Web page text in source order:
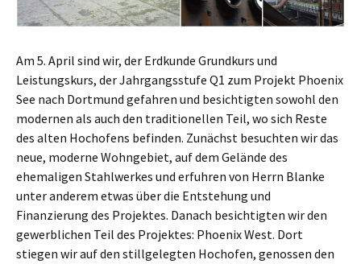
Am 5. April sind wir, der Erdkunde Grundkurs und
Leistungskurs, der Jahrgangsstufe Q1 zum Projekt Phoenix
See nach Dortmund gefahren und besichtigten sowohl den
modernen als auch den traditionellen Teil, wo sich Reste
des alten Hochofens befinden. Zunächst besuchten wir das
neue, moderne Wohngebiet, auf dem Gelände des
ehemaligen Stahlwerkes und erfuhren von Herrn Blanke
unter anderem etwas über die Entstehung und
Finanzierung des Projektes. Danach besichtigten wir den
gewerblichen Teil des Projektes: Phoenix West. Dort
stiegen wir auf den stillgelegten Hochofen, genossen den